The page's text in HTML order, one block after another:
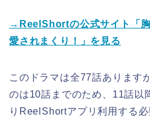
→ReelShortの公式サイト 「
愛されまくり！
」 を見る
このドラマは全77話あります
のは10話までのため、11話以
りReelShortアプリ利用する必